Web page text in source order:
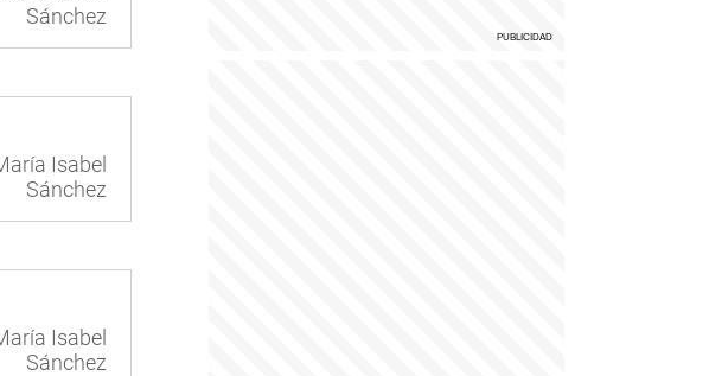
Sánchez
Isabel
Sánchez
Isabel
Sánchez